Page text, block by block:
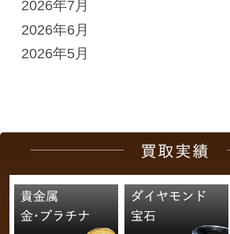
2026年7月
2026年6月
2026年5月